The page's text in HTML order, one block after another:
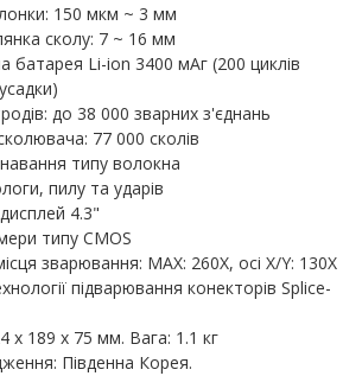
150 мкм ~ 3 мм
сколу: 7 ~ 16 мм
батарея Li-ion 3400 мАг (200 циклів
до 38 000 зварних з'єднань
77 000 сколів
типу волокна
пилу та ударів
4.3"
типу CMOS
зварювання: MAX: 260X, осі X/Y: 130X
підварювання конекторів Splice-
х 189 х 75 мм. Вага: 1.1 кг
Південна Корея.